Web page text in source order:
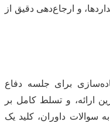
و ارجاع‌دهی دقیق از
برای جلسه دفاع
ارائه، و تسلط کامل بر
سوالات داوران، کلید یک